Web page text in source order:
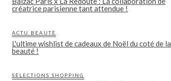
créatrice parisienne tant attendue !
ACTU BEAUTÉ
L'ultime wishlist de cadeaux de Noël du coté de la
beauté !
SÉLECTIONS SHOPPING